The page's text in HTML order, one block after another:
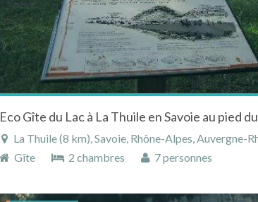
Eco Gîte du Lac à La Thuile en Savoie au pied
La Thuile (8 km), Savoie, Rhône-Alpes, Auvergne-
Gîte
2 chambres 7 personnes